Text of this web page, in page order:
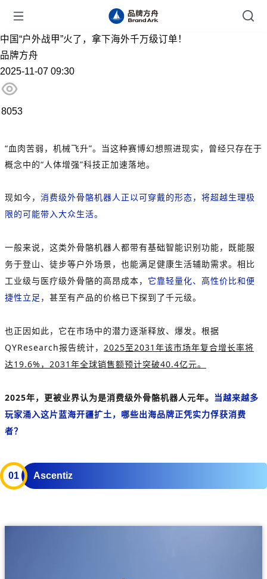
中国“户外战甲”火了，拿下海外千万级订单！
品牌方舟
2025-11-07 09:30
8053
“血肉苦弱，机械飞升”。当这种赛博幻想照进现实，曾经只存在于
概念中的“人体增强”科技正加速落地。
现如今， 消费级外骨骼机器人正以可穿戴的形态，将超越生理极
限的可能带入大众生活。
一般来说，这类外骨骼机器人都带有基础智能识别功能，既能服
务于登山、徒步等户外场景，也能满足健康生活辅助需求。相比
工业级与医疗级外骨骼的高昂成本， 它靠轻量化、高性价比和便
捷性立足， 甚至有产品的价格已下探到了千元级。
也正因如此，它在市场中的潜力逐渐释放、爆发。根据
QYResearch报告统计， 2025至2031年该市场年复合增长率将
达19.6%，2031年全球销售额预计突破40.4亿元。
2025年，更被业界认为是消费级外骨骼机器人元年。 当越来越多
玩家涌入这片蓝海开疆扩土，哪些出海品牌正凭实力俘获消费
者？
01 Ascentiz